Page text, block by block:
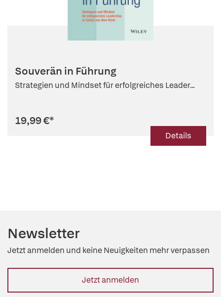
Souverän in Führung
Strategien und Mindset für erfolgreiches Leader...
19,99 €*
Details
Newsletter
Jetzt anmelden und keine Neuigkeiten mehr verpassen
Jetzt anmelden